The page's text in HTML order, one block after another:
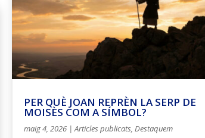
PER QUÈ JOAN REPRÈN LA SERP DE
MOISÈS COM A SÍMBOL?
maig 4, 2026|Articles publicats, Destaquem